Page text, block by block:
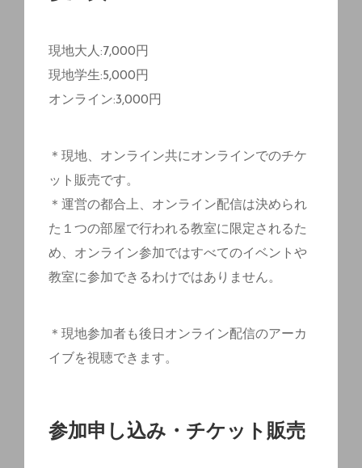
現地大人:7,000円
現地学生:5,000円
オンライン:3,000円
＊現地、オンライン共にオンラインでのチケ
ット販売です。
＊運営の都合上、オンライン配信は決められ
た１つの部屋で行われる教室に限定されるた
め、オンライン参加ではすべてのイベントや
教室に参加できるわけではありません。
＊現地参加者も後日オンライン配信のアーカ
イブを視聴できます。
参加申し込み・チケット販売